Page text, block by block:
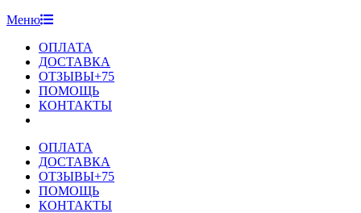
Меню
ОПЛАТА
ДОСТАВКА
ОТЗЫВЫ+75
ПОМОЩЬ
КОНТАКТЫ
ОПЛАТА
ДОСТАВКА
ОТЗЫВЫ+75
ПОМОЩЬ
КОНТАКТЫ